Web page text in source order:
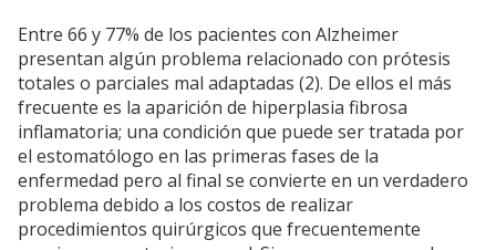
Entre 66 y 77% de los pacientes con Alzheimer
presentan algún problema relacionado con prótesis
totales o parciales mal adaptadas (2). De ellos el más
frecuente es la aparición de hiperplasia fibrosa
inflamatoria; una condición que puede ser tratada por
el estomatólogo en las primeras fases de la
enfermedad pero al final se convierte en un verdadero
problema debido a los costos de realizar
procedimientos quirúrgicos que frecuentemente